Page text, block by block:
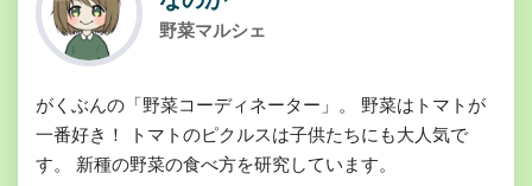
野菜マルシェ
がくぶんの「野菜コーディネーター」。 野菜はトマトが
一番好き！ トマトのピクルスは子供たちにも大人気で
す。 新種の野菜の食べ方を研究しています。